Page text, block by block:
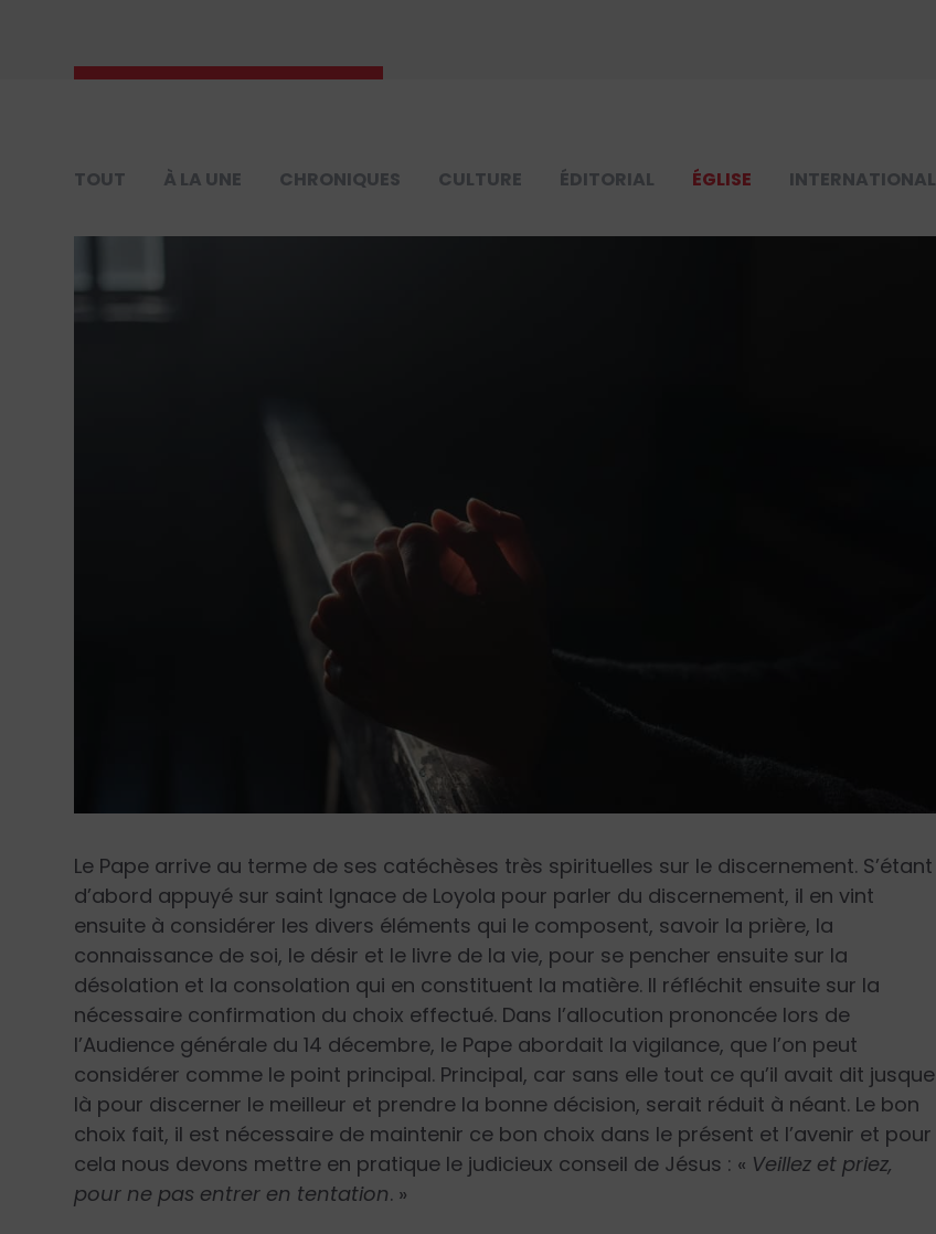
TOUT À LA UNE CHRONIQUES CULTURE ÉDITORIAL ÉGLISE INTERNATIONAL
Le Pape arrive au terme de ses catéchèses très spirituelles sur le discernement. S’étant
d’abord appuyé sur saint Ignace de Loyola pour parler du discernement, il en vint
ensuite à considérer les divers éléments qui le composent, savoir la prière, la
connaissance de soi, le désir et le livre de la vie, pour se pencher ensuite sur la
désolation et la consolation qui en constituent la matière. Il réfléchit ensuite sur la
nécessaire confirmation du choix effectué. Dans l’allocution prononcée lors de
l’Audience générale du 14 décembre, le Pape abordait la vigilance, que l’on peut
considérer comme le point principal. Principal, car sans elle tout ce qu’il avait dit jusque
là pour discerner le meilleur et prendre la bonne décision, serait réduit à néant. Le bon
choix fait, il est nécessaire de maintenir ce bon choix dans le présent et l’avenir et pour
cela nous devons mettre en pratique le judicieux conseil de Jésus : « Veillez et priez,
pour ne pas entrer en tentation. »